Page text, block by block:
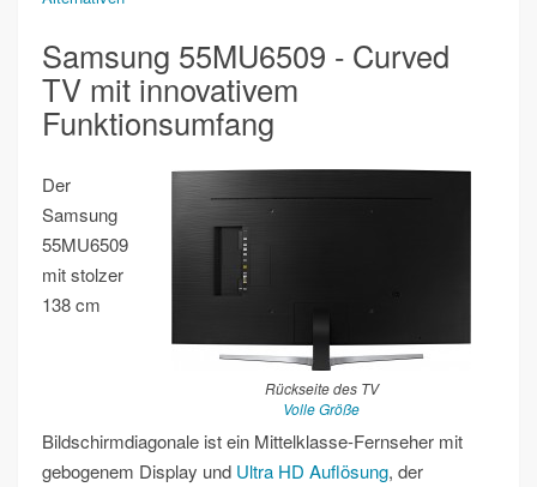
Samsung 55MU6509 - Curved
TV mit innovativem
Funktionsumfang
Rückseite des TV
Volle Größe
Der
Samsung
55MU6509
mit stolzer
138 cm
Bildschirmdiagonale ist ein Mittelklasse-Fernseher mit
gebogenem Display und Ultra HD Auflösung, der